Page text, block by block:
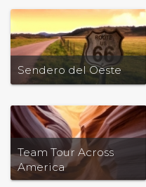
Sendero del Oeste
Team Tour Across
America